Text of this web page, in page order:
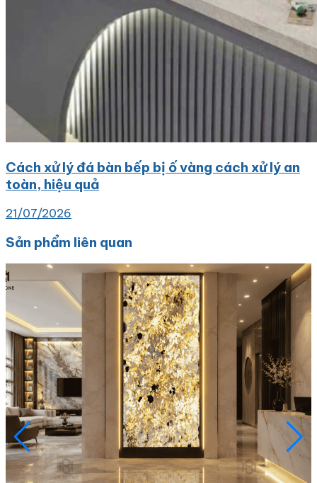
Cách xử lý đá bàn bếp bị ố vàng cách xử lý an
toàn, hiệu quả
21/07/2026
Sản phẩm liên quan